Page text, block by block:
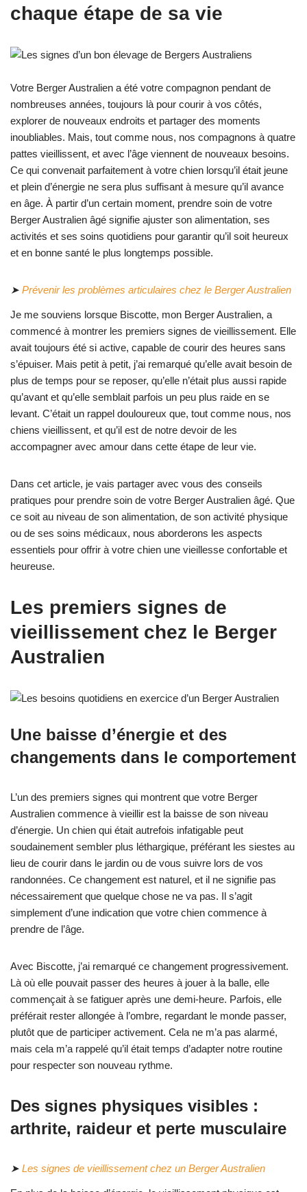
chaque étape de sa vie
Votre Berger Australien a été votre compagnon pendant de
nombreuses années, toujours là pour courir à vos côtés,
explorer de nouveaux endroits et partager des moments
inoubliables. Mais, tout comme nous, nos compagnons à quatre
pattes vieillissent, et avec l’âge viennent de nouveaux besoins.
Ce qui convenait parfaitement à votre chien lorsqu’il était jeune
et plein d’énergie ne sera plus suffisant à mesure qu’il avance
en âge. À partir d’un certain moment, prendre soin de votre
Berger Australien âgé signifie ajuster son alimentation, ses
activités et ses soins quotidiens pour garantir qu’il soit heureux
et en bonne santé le plus longtemps possible.
➤ Prévenir les problèmes articulaires chez le Berger Australien
Je me souviens lorsque Biscotte, mon Berger Australien, a
commencé à montrer les premiers signes de vieillissement. Elle
avait toujours été si active, capable de courir des heures sans
s’épuiser. Mais petit à petit, j’ai remarqué qu’elle avait besoin de
plus de temps pour se reposer, qu’elle n’était plus aussi rapide
qu’avant et qu’elle semblait parfois un peu plus raide en se
levant. C’était un rappel douloureux que, tout comme nous, nos
chiens vieillissent, et qu’il est de notre devoir de les
accompagner avec amour dans cette étape de leur vie.
Dans cet article, je vais partager avec vous des conseils
pratiques pour prendre soin de votre Berger Australien âgé. Que
ce soit au niveau de son alimentation, de son activité physique
ou de ses soins médicaux, nous aborderons les aspects
essentiels pour offrir à votre chien une vieillesse confortable et
heureuse.
Les premiers signes de
vieillissement chez le Berger
Australien
Une baisse d’énergie et des
changements dans le comportement
L’un des premiers signes qui montrent que votre Berger
Australien commence à vieillir est la baisse de son niveau
d’énergie. Un chien qui était autrefois infatigable peut
soudainement sembler plus léthargique, préférant les siestes au
lieu de courir dans le jardin ou de vous suivre lors de vos
randonnées. Ce changement est naturel, et il ne signifie pas
nécessairement que quelque chose ne va pas. Il s’agit
simplement d’une indication que votre chien commence à
prendre de l’âge.
Avec Biscotte, j’ai remarqué ce changement progressivement.
Là où elle pouvait passer des heures à jouer à la balle, elle
commençait à se fatiguer après une demi-heure. Parfois, elle
préférait rester allongée à l’ombre, regardant le monde passer,
plutôt que de participer activement. Cela ne m’a pas alarmé,
mais cela m’a rappelé qu’il était temps d’adapter notre routine
pour respecter son nouveau rythme.
Des signes physiques visibles :
arthrite, raideur et perte musculaire
➤ Les signes de vieillissement chez un Berger Australien